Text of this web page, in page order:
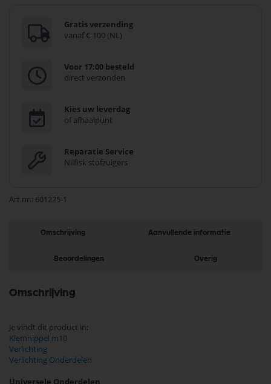
Gratis verzending
vanaf € 100 (NL)
Voor 17:00 besteld
direct verzonden
Kies uw leverdag
of afhaalpunt
Reparatie Service
Nilfisk stofzuigers
Art.nr. 601225-1
Omschrijving Aanvullende informatie
Beoordelingen Overig
Omschrijving
Je vindt dit product in;
Klemnippel m10
Verlichting
Verlichting Onderdelen
Universele Onderdelen